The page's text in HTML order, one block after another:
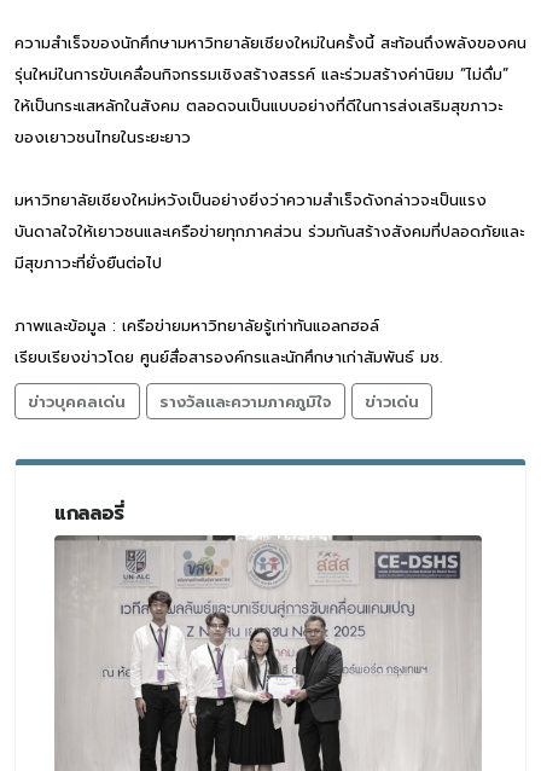
ความสำเร็จของนักศึกษามหาวิทยาลัยเชียงใหม่ในครั้งนี้ สะท้อนถึงพลังของคน
รุ่นใหม่ในการขับเคลื่อนกิจกรรมเชิงสร้างสรรค์ และร่วมสร้างค่านิยม “ไม่ดื่ม”
ให้เป็นกระแสหลักในสังคม ตลอดจนเป็นแบบอย่างที่ดีในการส่งเสริมสุขภาวะ
ของเยาวชนไทยในระยะยาว
มหาวิทยาลัยเชียงใหม่หวังเป็นอย่างยิ่งว่าความสำเร็จดังกล่าวจะเป็นแรง
บันดาลใจให้เยาวชนและเครือข่ายทุกภาคส่วน ร่วมกันสร้างสังคมที่ปลอดภัยและ
มีสุขภาวะที่ยั่งยืนต่อไป
ภาพและข้อมูล : เครือข่ายมหาวิทยาลัยรู้เท่าทันแอลกฮอล์
เรียบเรียงข่าวโดย ศูนย์สื่อสารองค์กรและนักศึกษาเก่าสัมพันธ์ มช.
ข่าวบุคคลเด่น
รางวัลและความภาคภูมิใจ ข่าวเด่น
แกลลอรี่